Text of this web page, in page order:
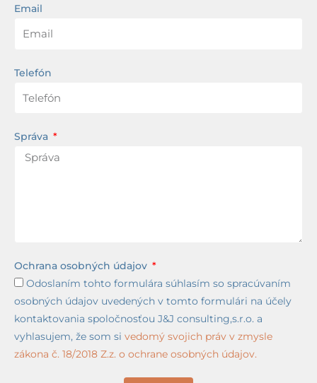
Email
Telefón
Správa
Ochrana osobných údajov
Odoslaním tohto formulára súhlasím so spracúvaním
osobných údajov uvedených v tomto formulári na účely
kontaktovania spoločnosťou J&J consulting,s.r.o. a
vyhlasujem, že som si vedomý svojich práv v zmysle
zákona č. 18/2018 Z.z. o ochrane osobných údajov.